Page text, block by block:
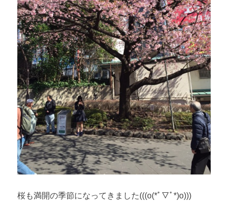
桜も満開の季節になってきました(((o(*ﾟ▽ﾟ*)o)))